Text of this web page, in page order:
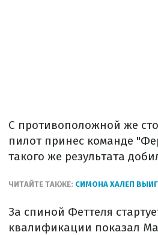
С противоположной же
пилот принес команде
такого же результата
ЧИТАЙТЕ ТАКЖЕ: СИМОНА ХАЛЕП
За спиной Феттеля
квалификации показал